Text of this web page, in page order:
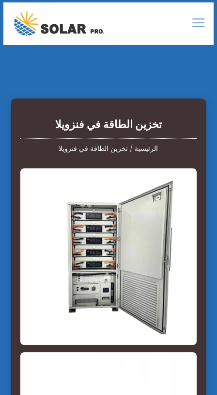
تخزين الطاقة في فنزويلا
الرئيسية / تخزين الطاقة في فنزويلا